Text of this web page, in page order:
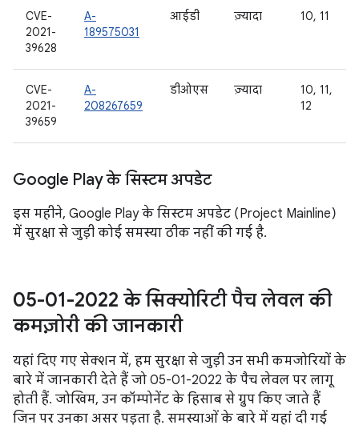
CVE-
2021-
39628
A-
189575031
आईडी ज़्यादा 10, 11
CVE-
2021-
39659
A-
208267659
डीओएस ज़्यादा
10, 11,
12
Google Play के सिस्टम अपडेट
इस महीने, Google Play के सिस्टम अपडेट (Project Mainline)
में सुरक्षा से जुड़ी कोई समस्या ठीक नहीं की गई है.
05-01-2022 के सिक्योरिटी पैच लेवल की
कमज़ोरी की जानकारी
यहां दिए गए सेक्शन में, हम सुरक्षा से जुड़ी उन सभी कमजोरियों के
बारे में जानकारी देते हैं जो 05-01-2022 के पैच लेवल पर लागू
होती हैं. जोखिम, उन कॉम्पोनेंट के हिसाब से ग्रुप किए जाते हैं
जिन पर उनका असर पड़ता है. समस्याओं के बारे में यहां दी गई